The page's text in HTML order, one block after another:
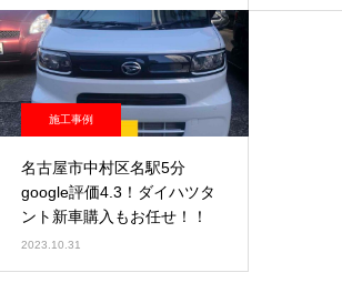
施工事例
名古屋市中村区名駅5分
google評価4.3！ダイハツタ
ント新車購入もお任せ！！
2023.10.31